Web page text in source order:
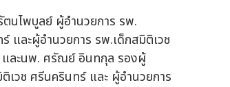
นไพบูลย์ ผู้อำนวยการ รพ.
และผู้อำนวยการ รพ.เด็กสมิติเวช
และนพ. ศรัณย์ อินทกุล รองผู้
เวช ศรีนครินทร์ และ ผู้อำนวยการ